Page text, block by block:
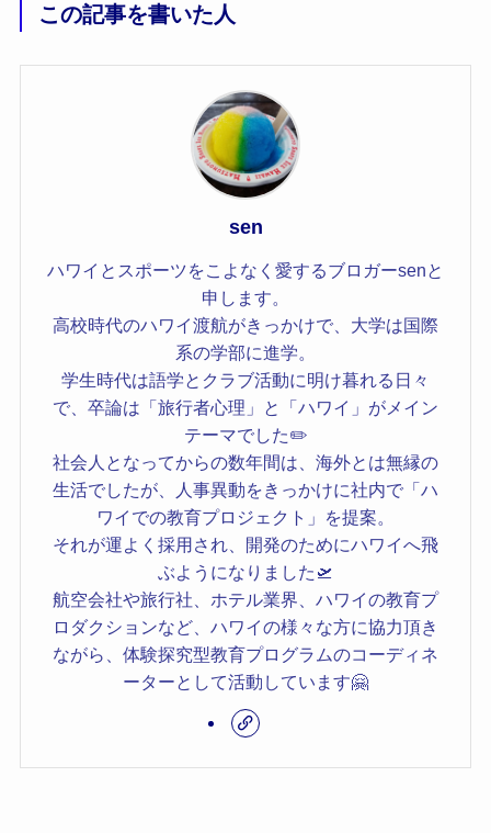
この記事を書いた人
sen
ハワイとスポーツをこよなく愛するブロガーsenと
申します。
高校時代のハワイ渡航がきっかけで、大学は国際
系の学部に進学。
学生時代は語学とクラブ活動に明け暮れる日々
で、卒論は「旅行者心理」と「ハワイ」がメイン
テーマでした✏️
社会人となってからの数年間は、海外とは無縁の
生活でしたが、人事異動をきっかけに社内で「ハ
ワイでの教育プロジェクト」を提案。
それが運よく採用され、開発のためにハワイへ飛
ぶようになりました🛫
航空会社や旅行社、ホテル業界、ハワイの教育プ
ロダクションなど、ハワイの様々な方に協力頂き
ながら、体験探究型教育プログラムのコーディネ
ーターとして活動しています🤗